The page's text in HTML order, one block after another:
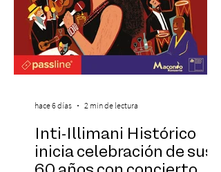
Inti-Illimani Histórico
inicia celebración de sus
hace 6 días 2 min de lectura